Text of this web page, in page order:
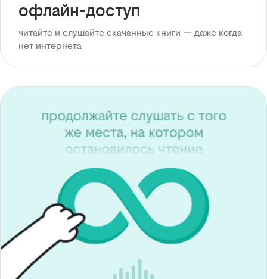
офлайн-доступ
читайте и слушайте скачанные книги — даже когда
нет интернета